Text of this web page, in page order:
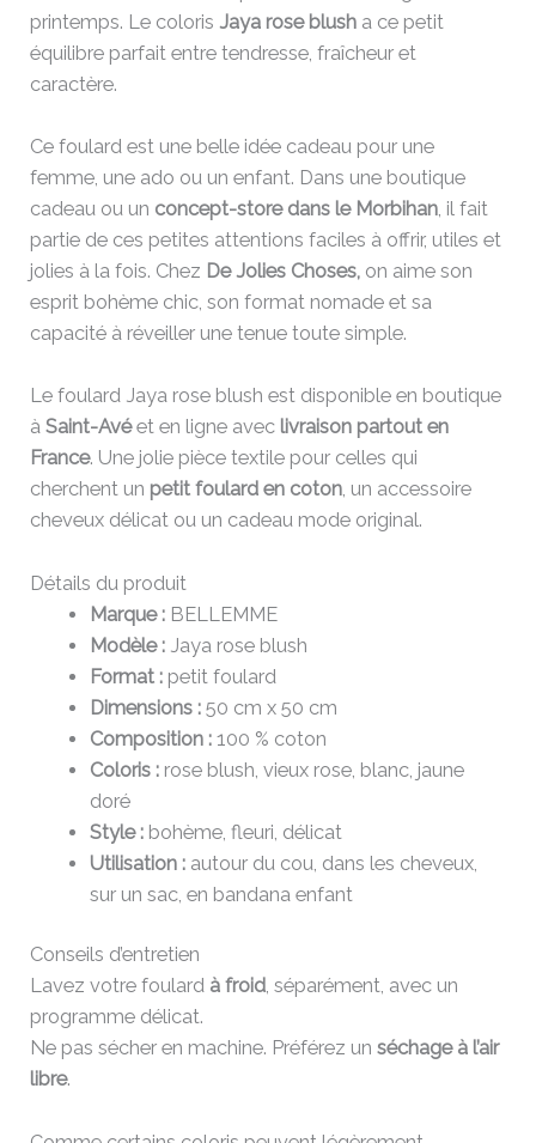
printemps. Le colorisJaya rose blush a ce petit
équilibre parfait entre tendresse, fraîcheur et
caractère.
Ce foulard est une belle idée cadeau pour une
femme, une ado ou un enfant. Dans une boutique
cadeau ou un concept-store dans le Morbihan, il fait
partie de ces petites attentions faciles à offrir, utiles et
jolies à la fois. Chez De Jolies Choses, on aime son
esprit bohème chic, son format nomade et sa
capacité à réveiller une tenue toute simple.
Le foulard Jaya rose blush est disponible en boutique
àSaint-Avéet en ligne avec livraison partout en
France. Une jolie pièce textile pour celles qui
cherchent un petit foulard en coton, un accessoire
cheveux délicat ou un cadeau mode original.
Détails du produit
Marque :BELLEMME
Modèle :Jaya rose blush
Format :petit foulard
Dimensions :50 cm x 50 cm
Composition :100 % coton
Coloris :rose blush, vieux rose, blanc, jaune
doré
Style :bohème, fleuri, délicat
Utilisation :autour du cou, dans les cheveux,
sur un sac, en bandana enfant
Conseils d’entretien
Lavez votre foulard à froid, séparément, avec un
programme délicat.
Ne pas sécher en machine. Préférez unséchage à l’air
libre.